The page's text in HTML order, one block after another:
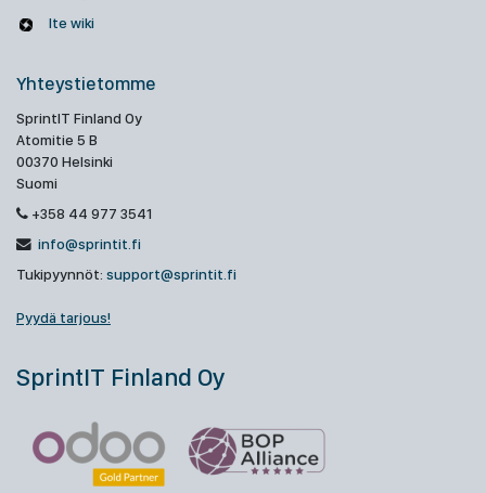
Ite wiki
Yhteystietomme
SprintIT Finland Oy
Atomitie 5 B
00370 Helsinki
Suomi
+358 44 977 3541
info@sprintit.fi
Tukipyynnöt: support@sprintit.fi
Pyydä tarjous!
SprintIT Finland Oy